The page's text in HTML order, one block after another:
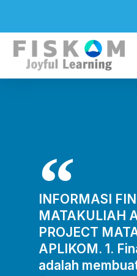
INFORMASI
MATAKULIAH
PROJECT
APLIKOM. 1.
adalah